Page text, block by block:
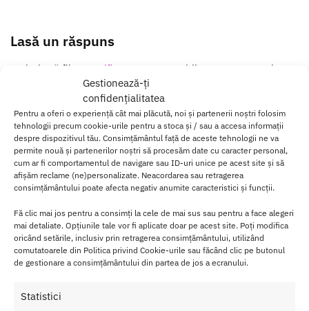
Gestionează-ți
confidențialitatea
Pentru a oferi o experiență cât mai plăcută, noi și partenerii noștri folosim
tehnologii precum cookie-urile pentru a stoca și / sau a accesa informații
despre dispozitivul tău. Consimțământul față de aceste tehnologii ne va
permite nouă și partenerilor noștri să procesăm date cu caracter personal,
cum ar fi comportamentul de navigare sau ID-uri unice pe acest site și să
afișăm reclame (ne)personalizate. Neacordarea sau retragerea
consimțământului poate afecta negativ anumite caracteristici și funcții.
Fă clic mai jos pentru a consimți la cele de mai sus sau pentru a face alegeri
mai detaliate. Opțiunile tale vor fi aplicate doar pe acest site. Poți modifica
oricând setările, inclusiv prin retragerea consimțământului, utilizând
comutatoarele din Politica privind Cookie-urile sau făcând clic pe butonul
de gestionare a consimțământului din partea de jos a ecranului.
Statistici
Lasă un răspuns
Trebuie să fii autentificat pentru a publica un comentariu.
CATEGORII DE PRODUSE
VIBRATOARE
DILDO
SETURI EROTICE
FIFTY SHADES OF GREY
STIMULATOARE CLITORIS
STRAP ON
BUTT PLUG
POMPE VACUUM